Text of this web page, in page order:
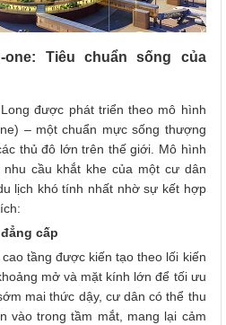
Tiêu chuẩn sống của
được phát triển theo mô hình
– một chuẩn mực sống thượng
thủ đô lớn trên thế giới. Mô hình
cầu khắt khe của một cư dân
lịch khó tính nhất nhờ sự kết hợp
cấp
tầng được kiến tạo theo lối kiến
mở và mặt kính lớn để tối ưu
mai thức dậy, cư dân có thể thu
vào trong tầm mắt, mang lại cảm